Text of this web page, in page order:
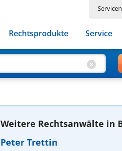
Rechtsprodukte Service
Weitere Rechtsanwälte in
Peter Trettin